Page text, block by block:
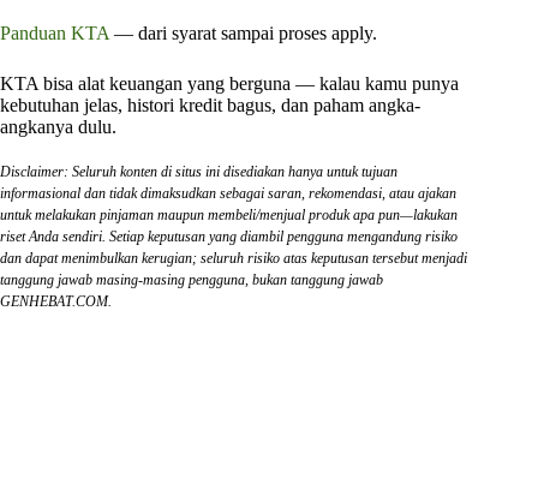
Panduan KTA — dari syarat sampai proses apply.
KTA bisa alat keuangan yang berguna — kalau kamu punya
kebutuhan jelas, histori kredit bagus, dan paham angka-
angkanya dulu.
Disclaimer: Seluruh konten di situs ini disediakan hanya untuk tujuan
informasional dan tidak dimaksudkan sebagai saran, rekomendasi, atau ajakan
untuk melakukan pinjaman maupun membeli/menjual produk apa pun—lakukan
riset Anda sendiri. Setiap keputusan yang diambil pengguna mengandung risiko
dan dapat menimbulkan kerugian; seluruh risiko atas keputusan tersebut menjadi
tanggung jawab masing-masing pengguna, bukan tanggung jawab
GENHEBAT.COM.